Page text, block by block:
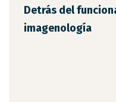
Detrás del
imagenología